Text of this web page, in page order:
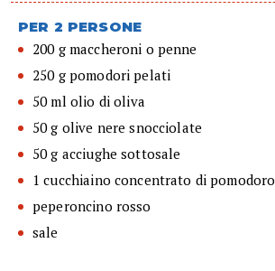
PER 2 PERSONE
200 g maccheroni o penne
250 g pomodori pelati
50 ml olio di oliva
50 g olive nere snocciolate
50 g acciughe sottosale
1 cucchiaino concentrato di pomodoro
peperoncino rosso
sale